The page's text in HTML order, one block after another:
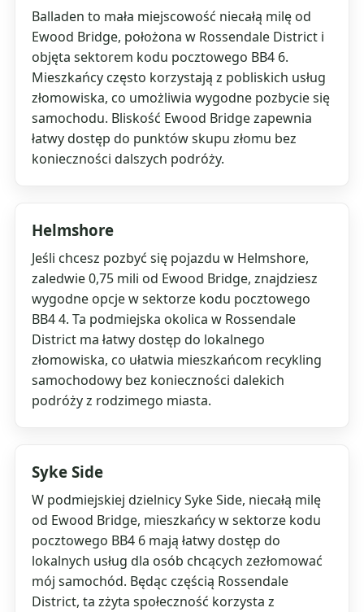
Balladen to mała miejscowość niecałą milę od
Ewood Bridge, położona w Rossendale District i
objęta sektorem kodu pocztowego BB4 6.
Mieszkańcy często korzystają z pobliskich usług
złomowiska, co umożliwia wygodne pozbycie się
samochodu. Bliskość Ewood Bridge zapewnia
łatwy dostęp do punktów skupu złomu bez
konieczności dalszych podróży.
Helmshore
Jeśli chcesz pozbyć się pojazdu w Helmshore,
zaledwie 0,75 mili od Ewood Bridge, znajdziesz
wygodne opcje w sektorze kodu pocztowego
BB4 4. Ta podmiejska okolica w Rossendale
District ma łatwy dostęp do lokalnego
złomowiska, co ułatwia mieszkańcom recykling
samochodowy bez konieczności dalekich
podróży z rodzimego miasta.
Syke Side
W podmiejskiej dzielnicy Syke Side, niecałą milę
od Ewood Bridge, mieszkańcy w sektorze kodu
pocztowego BB4 6 mają łatwy dostęp do
lokalnych usług dla osób chcących zezłomować
mój samochód. Będąc częścią Rossendale
District, ta zżyta społeczność korzysta z